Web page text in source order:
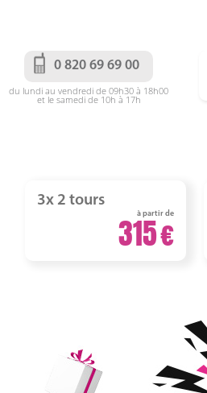
0 820 69 69 00
du lundi au vendredi de 09h30 à 18h00
et le samedi de 10h à 17h
3x 2 tours
à partir de
315